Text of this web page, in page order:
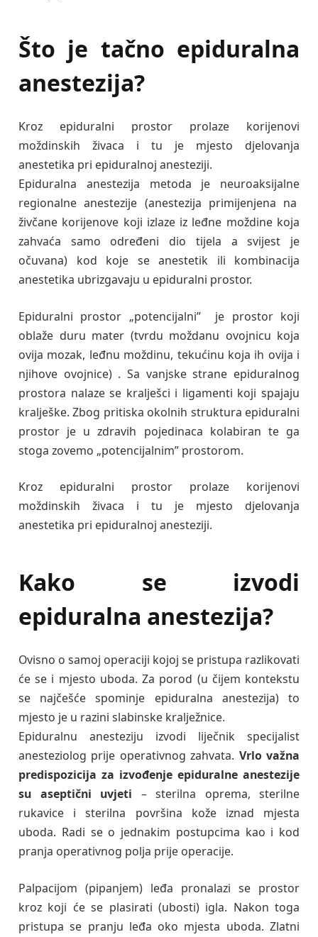
Što je tačno epiduralna
anestezija?
Kroz epiduralni prostor prolaze korijenovi
moždinskih živaca i tu je mjesto djelovanja
anestetika pri epiduralnoj anesteziji.
Epiduralna anestezija metoda je neuroaksijalne
regionalne anestezije (anestezija primijenjena na
živčane korijenove koji izlaze iz leđne moždine koja
zahvaća samo određeni dio tijela a svijest je
očuvana) kod koje se anestetik ili kombinacija
anestetika ubrizgavaju u epiduralni prostor.
Epiduralni prostor „potencijalni” je prostor koji
oblaže duru mater (tvrdu moždanu ovojnicu koja
ovija mozak, leđnu moždinu, tekućinu koja ih ovija i
njihove ovojnice) . Sa vanjske strane epiduralnog
prostora nalaze se kralješci i ligamenti koji spajaju
kralješke. Zbog pritiska okolnih struktura epiduralni
prostor je u zdravih pojedinaca kolabiran te ga
stoga zovemo „potencijalnim” prostorom.
Kroz epiduralni prostor prolaze korijenovi
moždinskih živaca i tu je mjesto djelovanja
anestetika pri epiduralnoj anesteziji.
Kako se izvodi
epiduralna anestezija?
Ovisno o samoj operaciji kojoj se pristupa razlikovati
će se i mjesto uboda. Za porod (u čijem kontekstu
se najčešće spominje epiduralna anestezija) to
mjesto je u razini slabinske kralježnice.
Epiduralnu anesteziju izvodi liječnik specijalist
anesteziolog prije operativnog zahvata. Vrlo važna
predispozicija za izvođenje epiduralne anestezije
su aseptični uvjeti – sterilna oprema, sterilne
rukavice i sterilna površina kože iznad mjesta
uboda. Radi se o jednakim postupcima kao i kod
pranja operativnog polja prije operacije.
Palpacijom (pipanjem) leđa pronalazi se prostor
kroz koji će se plasirati (ubosti) igla. Nakon toga
pristupa se pranju leđa oko mjesta uboda. Zlatni